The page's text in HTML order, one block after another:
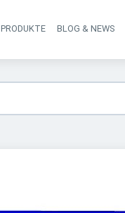
Haupt-Navigation
PRODUKTE BLOG & NEWS